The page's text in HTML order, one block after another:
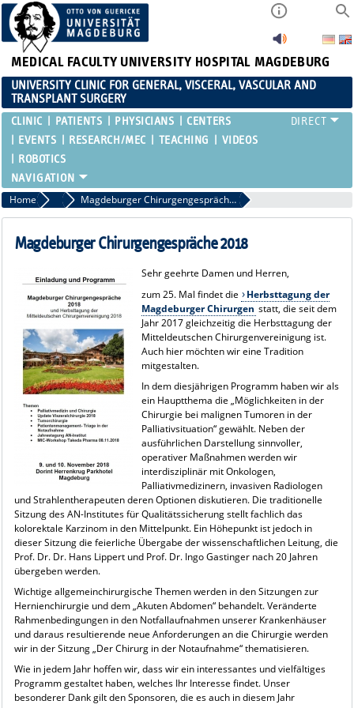
MEDICAL FACULTY UNIVERSITY HOSPITAL MAGDEBURG
UNIVERSITY CLINIC FOR GENERAL, VISCERAL, VASCULAR AND
TRANSPLANT SURGERY
CLINIC PATIENTS PHYSICIANS
CENTERS
EVENTS
RESEARCH/MEC TEACHING
VIDEOS
ROBOTICS
Home Past events Magdeburger Chirurgengespräche 2018
Magdeburger Chirurgengespräche 2018
Sehr geehrte Damen und Herren,
zum 25. Mal findet die
Herbsttagung der
Magdeburger Chirurgen statt, die seit dem
Jahr 2017 gleichzeitig die Herbsttagung der
Mitteldeutschen Chirurgenvereinigung ist.
Auch hier möchten wir eine Tradition
mitgestalten.
In dem diesjährigen Programm haben wir als
ein Hauptthema die „Möglichkeiten in der
Chirurgie bei malignen Tumoren in der
Palliativsituation“ gewählt. Neben der
ausführlichen Darstellung sinnvoller,
operativer Maßnahmen werden wir
interdisziplinär mit Onkologen,
Palliativmedizinern, invasiven Radiologen
und Strahlentherapeuten deren Optionen diskutieren. Die traditionelle
Sitzung des AN-Institutes für Qualitätssicherung stellt fachlich das
kolorektale Karzinom in den Mittelpunkt. Ein Höhepunkt ist jedoch in
dieser Sitzung die feierliche Übergabe der wissenschaftlichen Leitung, die
Prof. Dr. Dr. Hans Lippert und Prof. Dr. Ingo Gastinger nach 20 Jahren
übergeben werden.
Wichtige allgemeinchirurgische Themen werden in den Sitzungen zur
Hernienchirurgie und dem „Akuten Abdomen“ behandelt. Veränderte
Rahmenbedingungen in den Notfallaufnahmen unserer Krankenhäuser
und daraus resultierende neue Anforderungen an die Chirurgie werden
wir in der Sitzung „Der Chirurg in der Notaufnahme“ thematisieren.
Wie in jedem Jahr hoffen wir, dass wir ein interessantes und vielfältiges
Programm gestaltet haben, welches Ihr Interesse findet. Unser
besonderer Dank gilt den Sponsoren, die es auch in diesem Jahr